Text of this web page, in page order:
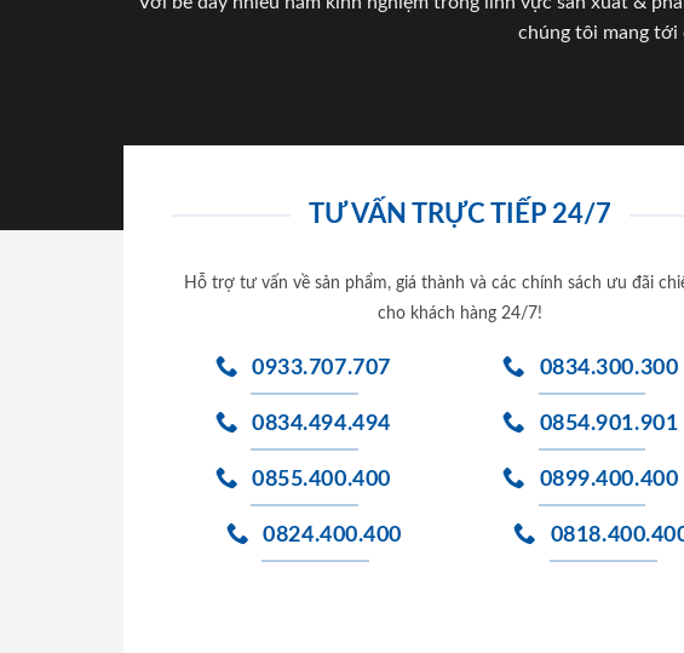
chúng tôi mang tới
TƯ VẤN TRỰC TIẾP 24/7
Hỗ trợ tư vấn về sản phẩm, giá thành và các chính sách ưu đãi
cho khách hàng 24/7!
0933.707.707
0834.494.494
0855.400.400
0824.400.400
0834.300.300
0854.901.901
0899.400.400